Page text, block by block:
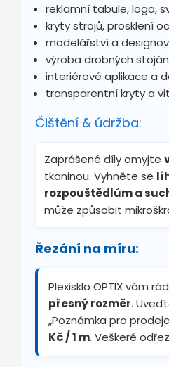
reklamní tabule, loga,
kryty strojů, prosklení
modelářství a
výroba drobných
interiérové aplikace a
transparentní kryty a
Čištění & údržba:
Zaprášené díly omyjte
tkaninou. Vyhněte se
rozpouštědlům a
může způsobit
Řezání na míru:
Plexisklo OPTIX vám
přesný rozměr.
„Poznámka pro
Kč / 1 m. Veškeré